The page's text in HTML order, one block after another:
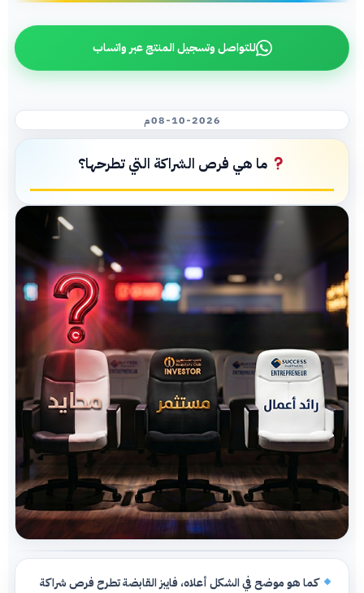
للتواصل وتسجيل المنتج عبر واتساب
08-10-2026م
ما هي فرص الشراكة التي تطرحها؟
كما هو موضح في الشكل أعلاه، فايبز القابضة تطرح فرص شراكة